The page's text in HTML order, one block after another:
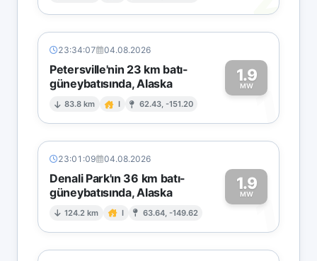
23:34:07 04.08.2026
Petersville'nin 23 km batı-
güneybatısında, Alaska
83.8 km I 62.43, -151.20
1.9
MW1
23:01:09 04.08.2026
Denali Park'ın 36 km batı-
güneybatısında, Alaska
124.2 km I 63.64, -149.62
1.9
MW1